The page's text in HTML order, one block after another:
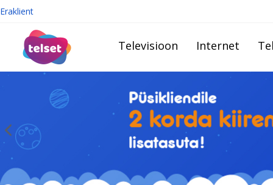
Eraklient
Televisioon Internet